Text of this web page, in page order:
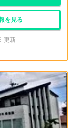
を見る
更新